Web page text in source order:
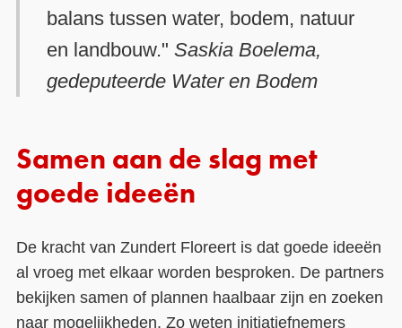
balans tussen water, bodem, natuur
en landbouw."Saskia Boelema,
gedeputeerde Water en Bodem
Samen aan de slag met
goede ideeën
De kracht van Zundert Floreert is dat goede ideeën
al vroeg met elkaar worden besproken. De partners
bekijken samen of plannen haalbaar zijn en zoeken
naar mogelijkheden. Zo weten initiatiefnemers